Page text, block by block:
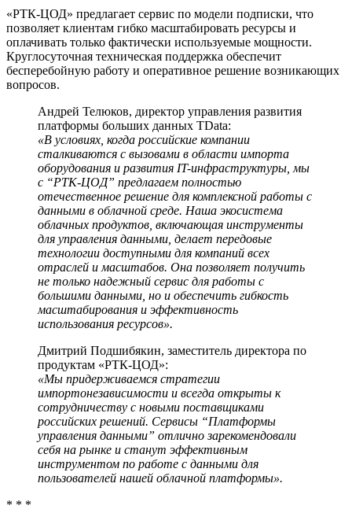
«РТК-ЦОД» предлагает сервис по модели подписки, что
позволяет клиентам гибко масштабировать ресурсы и
оплачивать только фактически используемые мощности.
Круглосуточная техническая поддержка обеспечит
бесперебойную работу и оперативное решение возникающих
вопросов.
Андрей Телюков, директор управления развития
платформы больших данных TData:
«В условиях, когда российские компании
сталкиваются с вызовами в области импорта
оборудования и развития IT-инфраструктуры, мы
с “РТК-ЦОД” предлагаем полностью
отечественное решение для комплексной работы с
данными в облачной среде. Наша экосистема
облачных продуктов, включающая инструменты
для управления данными, делает передовые
технологии доступными для компаний всех
отраслей и масштабов. Она позволяет получить
не только надежный сервис для работы с
большими данными, но и обеспечить гибкость
масштабирования и эффективность
использования ресурсов».
Дмитрий Подшибякин, заместитель директора по
продуктам «РТК-ЦОД»:
«Мы придерживаемся стратегии
импортонезависимости и всегда открыты к
сотрудничеству с новыми поставщиками
российских решений. Сервисы “Платформы
управления данными” отлично зарекомендовали
себя на рынке и станут эффективным
инструментом по работе с данными для
пользователей нашей облачной платформы».
* * *